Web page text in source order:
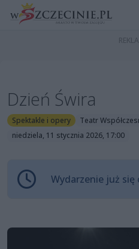
Dzień Świra
Spektakle i opery
Teatr
niedziela, 11 stycznia 2026, 17:00
Wydarzenie już się